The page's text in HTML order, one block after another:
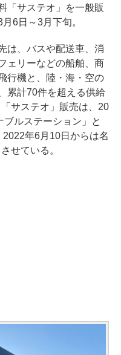
「サステオ」を一般販
6日～3月下旬。
は、バスや配送車、消
ェリーなどの船舶、商
行機と、陸・海・空の
累計70件を超える供給
サステオ」販売は、20
ルステーション」と
年6月10日からは名
せている。